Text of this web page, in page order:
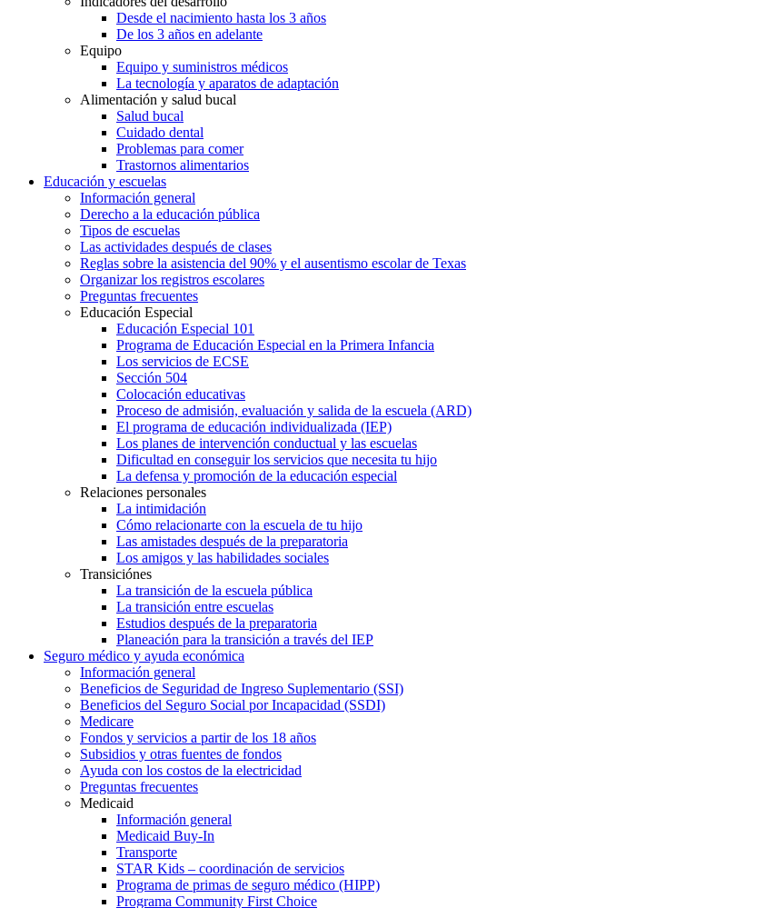
Desde el nacimiento hasta los 3 años
De los 3 años en adelante
Equipo
Equipo y suministros médicos
La tecnología y aparatos de adaptación
Alimentación y salud bucal
Salud bucal
Cuidado dental
Problemas para comer
Trastornos alimentarios
Educación y escuelas
Información general
Derecho a la educación pública
Tipos de escuelas
Las actividades después de clases
Reglas sobre la asistencia del 90% y el ausentismo escolar de Texas
Organizar los registros escolares
Preguntas frecuentes
Educación Especial
Educación Especial 101
Programa de Educación Especial en la Primera Infancia
Los servicios de ECSE
Sección 504
Colocación educativas
Proceso de admisión, evaluación y salida de la escuela (ARD)
El programa de educación individualizada (IEP)
Los planes de intervención conductual y las escuelas
Dificultad en conseguir los servicios que necesita tu hijo
La defensa y promoción de la educación especial
Relaciones personales
La intimidación
Cómo relacionarte con la escuela de tu hijo
Las amistades después de la preparatoria
Los amigos y las habilidades sociales
Transiciónes
La transición de la escuela pública
La transición entre escuelas
Estudios después de la preparatoria
Planeación para la transición a través del IEP
Seguro médico y ayuda económica
Información general
Beneficios de Seguridad de Ingreso Suplementario (SSI)
Beneficios del Seguro Social por Incapacidad (SSDI)
Medicare
Fondos y servicios a partir de los 18 años
Subsidios y otras fuentes de fondos
Ayuda con los costos de la electricidad
Preguntas frecuentes
Medicaid
Información general
Medicaid Buy-In
Transporte
STAR Kids – coordinación de servicios
Programa de primas de seguro médico (HIPP)
Programa Community First Choice